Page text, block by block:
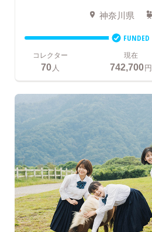
神奈川県
FUNDED
コレクター
70人
現在
742,700円